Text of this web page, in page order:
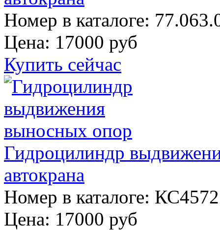
Номер в каталоге:
Цена: 17000 руб
Купить сейчас
Гидроцилиндр
автокрана
Номер в каталоге:
Цена: 17000 руб